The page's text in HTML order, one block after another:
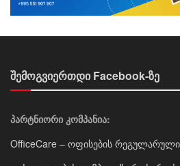
შემოგვიერთდი Facebook-ზე
პარტნიორი კომპანია:
OfficeCare – ოფისების